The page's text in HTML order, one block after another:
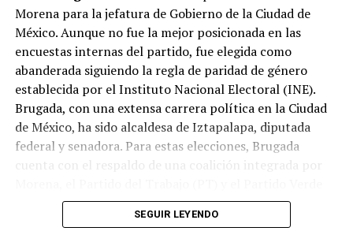
Morena para la jefatura de Gobierno de la Ciudad de
México. Aunque no fue la mejor posicionada en las
encuestas internas del partido, fue elegida como
abanderada siguiendo la regla de paridad de género
establecida por el Instituto Nacional Electoral (INE).
Brugada, con una extensa carrera política en la Ciudad
de México, ha sido alcaldesa de Iztapalapa, diputada
federal y senadora. Para estas elecciones, Brugada
cuenta con el respaldo de una coalición integrada por
Ecologista de México (PVEM).
SEGUIR LEYENDO